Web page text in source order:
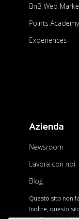
AFFITTI BREVI
Come evitare
Acquisire
all’epoca del
BnB Web
Points Academy
Experiences
Azienda
Newsroom
Lavora con noi
Blog
Questo sito non
Inoltre, questo